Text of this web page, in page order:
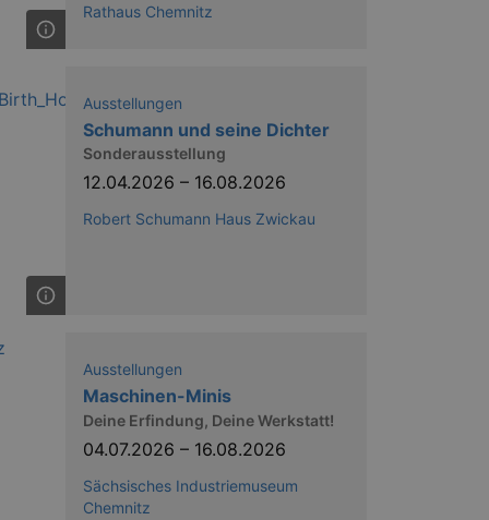
Rathaus Chemnitz
Ausstellungen
Schumann und seine Dichter
Sonderausstellung
12.04.2026 – 16.08.2026
Robert Schumann Haus Zwickau
Ausstellungen
Maschinen-Minis
Deine Erfindung, Deine Werkstatt!
04.07.2026 – 16.08.2026
Sächsisches Industriemuseum
Chemnitz
Cross-Site Request Forgery
Analytics - which is a
and campaign data for the
after 2 years, although
Analytics. This
2017 no information is
update a unique value for
Analytics, according
rate - limiting the
after 10 minutes.